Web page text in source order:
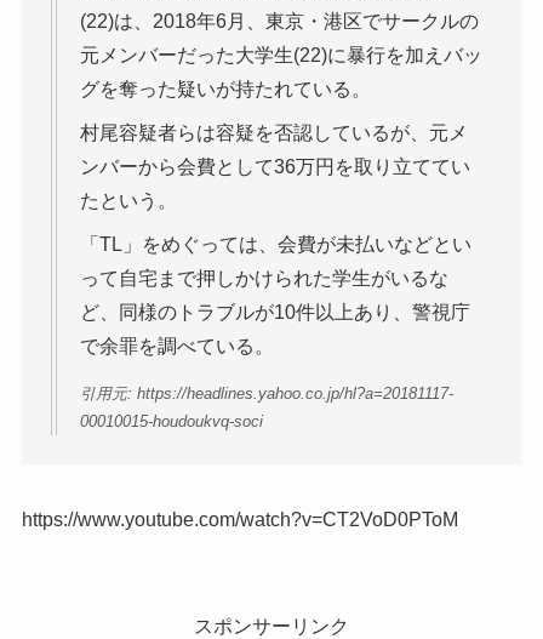
(22)は、2018年6月、東京・港区でサークルの
元メンバーだった大学生(22)に暴行を加えバッ
グを奪った疑いが持たれている。
村尾容疑者らは容疑を否認しているが、元メ
ンバーから会費として36万円を取り立ててい
たという。
「TL」をめぐっては、会費が未払いなどとい
って自宅まで押しかけられた学生がいるな
ど、同様のトラブルが10件以上あり、警視庁
で余罪を調べている。
引用元: https://headlines.yahoo.co.jp/hl?a=20181117-
00010015-houdoukvq-soci
https://www.youtube.com/watch?v=CT2VoD0PToM
スポンサーリンク